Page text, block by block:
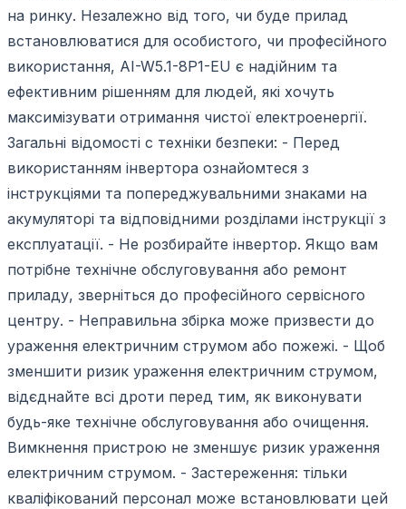
на ринку. Незалежно від того, чи буде прилад
встановлюватися для особистого, чи професійного
використання, AI-W5.1-8P1-EU є надійним та
ефективним рішенням для людей, які хочуть
максимізувати отримання чистої електроенергії.
Загальні відомості с техніки безпеки: - Перед
використанням інвертора ознайомтеся з
інструкціями та попереджувальними знаками на
акумуляторі та відповідними розділами інструкції з
експлуатації. - Не розбирайте інвертор. Якщо вам
потрібне технічне обслуговування або ремонт
приладу, зверніться до професійного сервісного
центру. - Неправильна збірка може призвести до
ураження електричним струмом або пожежі. - Щоб
зменшити ризик ураження електричним струмом,
відєднайте всі дроти перед тим, як виконувати
будь-яке технічне обслуговування або очищення.
Вимкнення пристрою не зменшує ризик ураження
електричним струмом. - Застереження: тільки
кваліфікований персонал може встановлювати цей